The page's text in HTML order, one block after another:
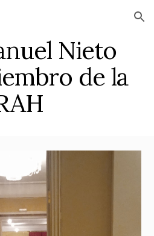
Skip to navigation
Nieto
de la